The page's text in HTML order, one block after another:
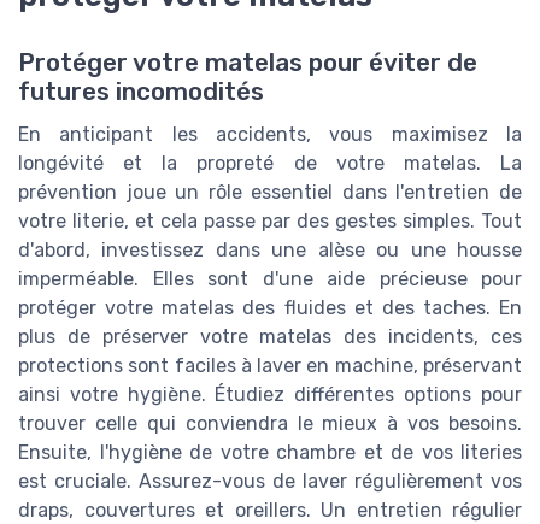
Protéger votre matelas pour éviter de
futures incomodités
En anticipant les accidents, vous maximisez la
longévité et la propreté de votre matelas. La
prévention joue un rôle essentiel dans l'entretien de
votre literie, et cela passe par des gestes simples. Tout
d'abord, investissez dans une alèse ou une housse
imperméable. Elles sont d'une aide précieuse pour
protéger votre matelas des fluides et des taches. En
plus de préserver votre matelas des incidents, ces
protections sont faciles à laver en machine, préservant
ainsi votre hygiène. Étudiez différentes options pour
trouver celle qui conviendra le mieux à vos besoins.
Ensuite, l'hygiène de votre chambre et de vos literies
est cruciale. Assurez-vous de laver régulièrement vos
draps, couvertures et oreillers. Un entretien régulier